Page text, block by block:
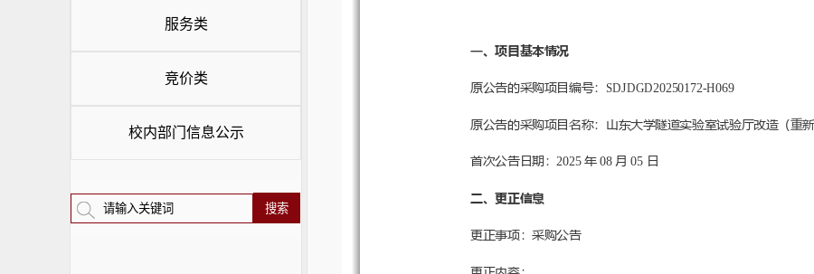
服务类
竞价类
校内部门信息公示